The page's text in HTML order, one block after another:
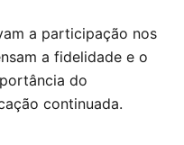
a participação nos
a fidelidade e o
do
continuada.